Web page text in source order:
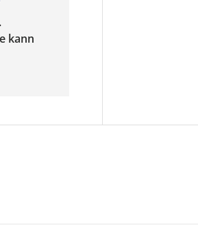
kann